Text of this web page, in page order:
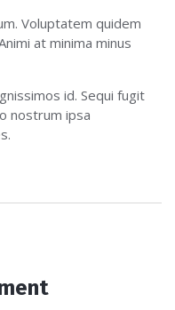
Voluptatem quidem
at minima minus
id. Sequi fugit
nostrum ipsa